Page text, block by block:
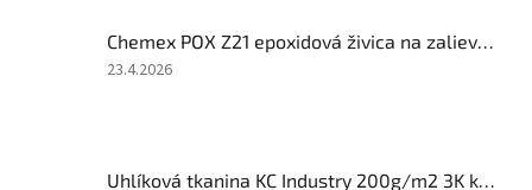
z
5
Chemex POX Z21 epoxidová živica na zalievanie číra 12,9 kg TOP kvalita
Hodnotenie
5
23.4.2026
Uhlíková tkanina KC Industry 200g/m2 3K keper šírka 100 cm